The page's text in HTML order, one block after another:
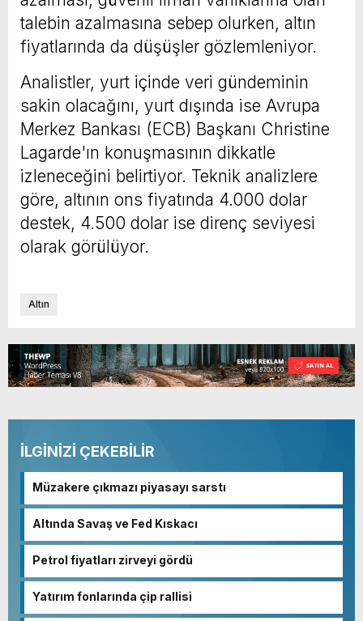
talebin azalmasına sebep olurken, altın
fiyatlarında da düşüşler gözlemleniyor.
Analistler, yurt içinde veri gündeminin
sakin olacağını, yurt dışında ise Avrupa
Merkez Bankası (ECB) Başkanı Christine
Lagarde'ın konuşmasının dikkatle
izleneceğini belirtiyor. Teknik analizlere
göre, altının ons fiyatında 4.000 dolar
destek, 4.500 dolar ise direnç seviyesi
olarak görülüyor.
Altın
İLGİNİZİ ÇEKEBİLİR
Müzakere çıkmazı piyasayı sarstı
Altında Savaş ve Fed Kıskacı
Petrol fiyatları zirveyi gördü
Yatırım fonlarında çip rallisi